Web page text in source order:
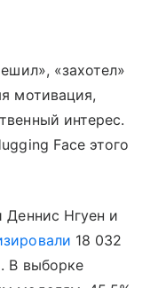
«захотел»
мотивация,
интерес.
Face этого
Деннис Нгуен и
18 032
В выборке